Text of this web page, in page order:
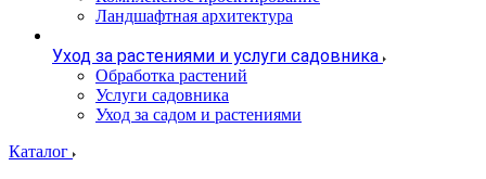
Ландшафтная архитектура
Уход за растениями и услуги садовника
Обработка растений
Услуги садовника
Уход за садом и растениями
Каталог